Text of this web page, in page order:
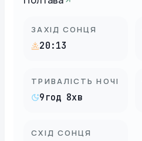
ЗАХІД СОНЦЯ
20:13
ТРИВАЛІСТЬ НОЧІ
9год 8хв
СХІД СОНЦЯ